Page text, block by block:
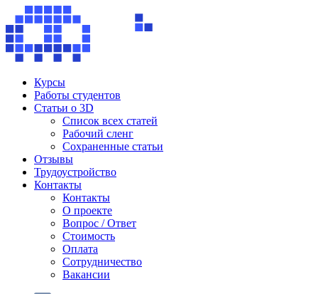
Курсы
Работы студентов
Статьи о 3D
Список всех статей
Рабочий сленг
Сохраненные статьи
Отзывы
Трудоустройство
Контакты
Контакты
О проекте
Вопрос / Ответ
Стоимость
Оплата
Сотрудничество
Вакансии